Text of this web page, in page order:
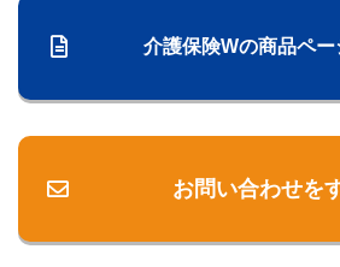
介護保険Wの商品ペー
お問い合わせを